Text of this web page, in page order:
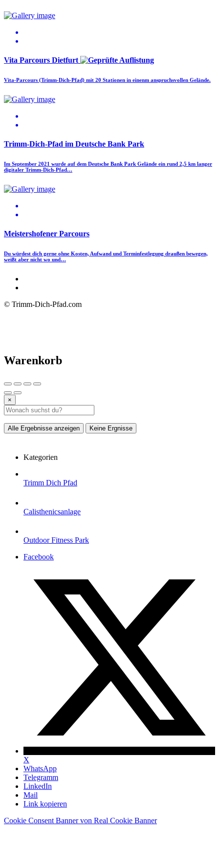
Vita Parcours Dietfurt
Vita-Parcours (Trimm-Dich-Pfad) mit 20 Stationen in einenm anspruchsvollen Gelände.
Trimm-Dich-Pfad im Deutsche Bank Park
Im September 2021 wurde auf dem Deutsche Bank Park Gelände ein rund 2,5 km langer
digitaler Trimm-Dich-Pfad…
Meistershofener Parcours
Du würdest dich gerne ohne Kosten, Aufwand und Terminfestlegung draußen bewegen,
weißt aber nicht wo und…
© Trimm-Dich-Pfad.com
Warenkorb
×
Alle Ergebnisse anzeigen Keine Ergnisse
Kategorien
Trimm Dich Pfad
Calisthenicsanlage
Outdoor Fitness Park
Facebook
X
WhatsApp
Telegramm
LinkedIn
Mail
Link kopieren
Cookie Consent Banner von Real Cookie Banner